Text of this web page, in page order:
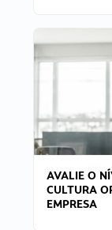
AVALIE O
CULTURA
EMPRESA